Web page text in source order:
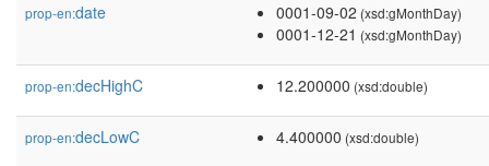
prop-en:date 0001-09-02 (xsd:gMonthDay)
0001-12-21 (xsd:gMonthDay)
prop-en:decHighC 12.200000 (xsd:double)
prop-en:decLowC 4.400000 (xsd:double)